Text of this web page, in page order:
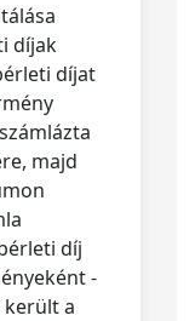
díjak
díjat
majd
díj
-
került a